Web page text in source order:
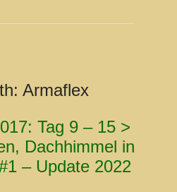
Armaflex
Tag 9 – 15 >
Dachhimmel in
– Update 2022